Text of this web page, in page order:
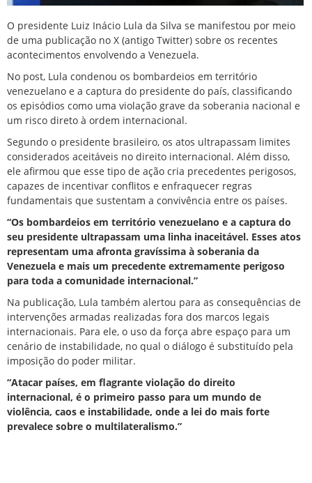
O presidente Luiz Inácio Lula da Silva se manifestou por meio
de uma publicação no X (antigo Twitter) sobre os recentes
acontecimentos envolvendo a Venezuela.
No post, Lula condenou os bombardeios em território
venezuelano e a captura do presidente do país, classificando
os episódios como uma violação grave da soberania nacional e
um risco direto à ordem internacional.
Segundo o presidente brasileiro, os atos ultrapassam limites
considerados aceitáveis no direito internacional. Além disso,
ele afirmou que esse tipo de ação cria precedentes perigosos,
capazes de incentivar conflitos e enfraquecer regras
fundamentais que sustentam a convivência entre os países.
“Os bombardeios em território venezuelano e a captura do
seu presidente ultrapassam uma linha inaceitável. Esses atos
representam uma afronta gravíssima à soberania da
Venezuela e mais um precedente extremamente perigoso
para toda a comunidade internacional.”
Na publicação, Lula também alertou para as consequências de
intervenções armadas realizadas fora dos marcos legais
internacionais. Para ele, o uso da força abre espaço para um
cenário de instabilidade, no qual o diálogo é substituído pela
imposição do poder militar.
“Atacar países, em flagrante violação do direito
internacional, é o primeiro passo para um mundo de
violência, caos e instabilidade, onde a lei do mais forte
prevalece sobre o multilateralismo.”